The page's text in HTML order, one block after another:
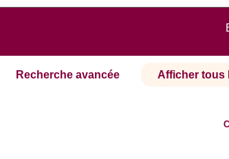
Recherche avancée Afficher tous